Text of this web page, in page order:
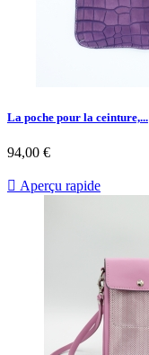
La poche pour la ceinture,...
94,00 €
 Aperçu rapide